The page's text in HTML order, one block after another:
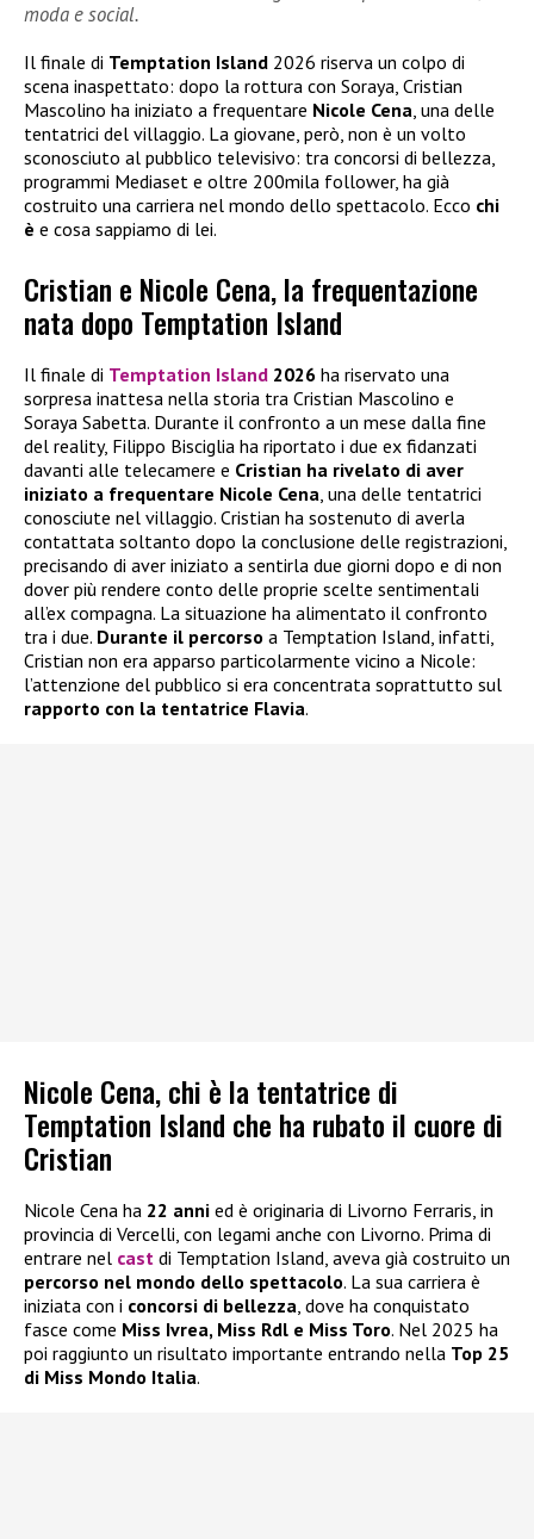
moda e social.
Il finale di Temptation Island 2026 riserva un colpo di
scena inaspettato: dopo la rottura con Soraya, Cristian
Mascolino ha iniziato a frequentare Nicole Cena, una delle
tentatrici del villaggio. La giovane, però, non è un volto
sconosciuto al pubblico televisivo: tra concorsi di bellezza,
programmi Mediaset e oltre 200mila follower, ha già
costruito una carriera nel mondo dello spettacolo. Ecco chi
è e cosa sappiamo di lei.
Cristian e Nicole Cena, la frequentazione
nata dopo Temptation Island
Il finale di Temptation Island 2026 ha riservato una
sorpresa inattesa nella storia tra Cristian Mascolino e
Soraya Sabetta. Durante il confronto a un mese dalla fine
del reality, Filippo Bisciglia ha riportato i due ex fidanzati
davanti alle telecamere e Cristian ha rivelato di aver
iniziato a frequentare Nicole Cena, una delle tentatrici
conosciute nel villaggio. Cristian ha sostenuto di averla
contattata soltanto dopo la conclusione delle registrazioni,
precisando di aver iniziato a sentirla due giorni dopo e di non
dover più rendere conto delle proprie scelte sentimentali
all’ex compagna. La situazione ha alimentato il confronto
tra i due. Durante il percorso a Temptation Island, infatti,
Cristian non era apparso particolarmente vicino a Nicole:
l’attenzione del pubblico si era concentrata soprattutto sul
rapporto con la tentatrice Flavia.
Nicole Cena, chi è la tentatrice di
Temptation Island che ha rubato il cuore di
Cristian
Nicole Cena ha 22 anni ed è originaria di Livorno Ferraris, in
provincia di Vercelli, con legami anche con Livorno. Prima di
entrare nel cast di Temptation Island, aveva già costruito un
percorso nel mondo dello spettacolo. La sua carriera è
iniziata con i concorsi di bellezza , dove ha conquistato
fasce come Miss Ivrea, Miss Rdl e Miss Toro. Nel 2025 ha
poi raggiunto un risultato importante entrando nella Top 25
di Miss Mondo Italia.